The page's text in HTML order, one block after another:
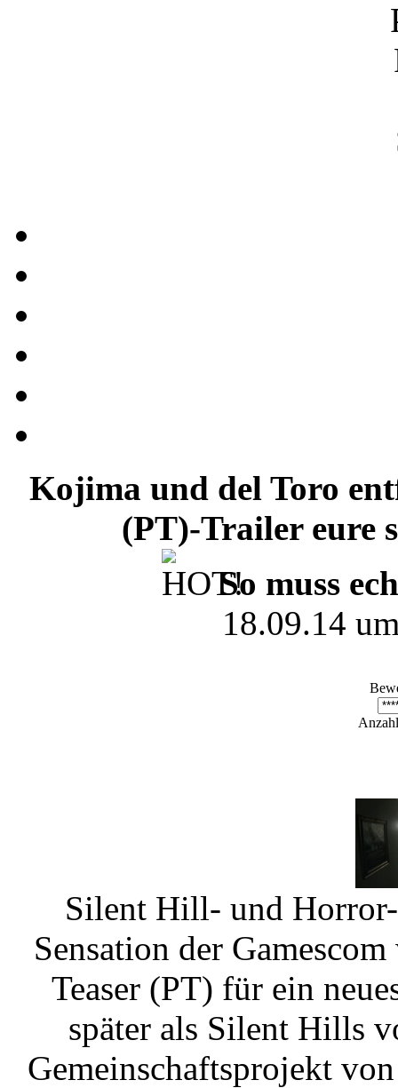
Kojima und del Toro
(PT)-Trailer eure
So muss
18.09.14
Silent Hill- und
Sensation der
Teaser (PT) für ein
später als Silent Hills
Gemeinschaftsprojekt